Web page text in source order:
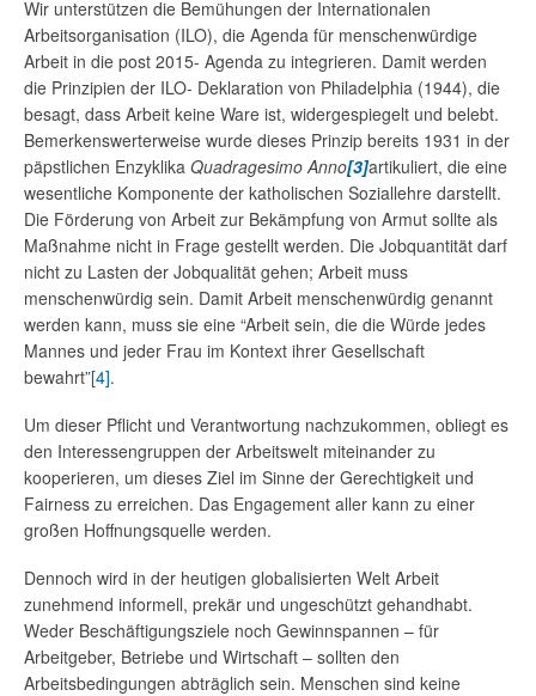
Wir unterstützen die Bemühungen der Internationalen
Arbeitsorganisation (ILO), die Agenda für menschenwürdige
Arbeit in die post 2015- Agenda zu integrieren. Damit werden
die Prinzipien der ILO- Deklaration von Philadelphia (1944), die
besagt, dass Arbeit keine Ware ist, widergespiegelt und belebt.
Bemerkenswerterweise wurde dieses Prinzip bereits 1931 in der
päpstlichen Enzyklika Quadragesimo Anno[3]artikuliert, die eine
wesentliche Komponente der katholischen Soziallehre darstellt.
Die Förderung von Arbeit zur Bekämpfung von Armut sollte als
Maßnahme nicht in Frage gestellt werden. Die Jobquantität darf
nicht zu Lasten der Jobqualität gehen; Arbeit muss
menschenwürdig sein. Damit Arbeit menschenwürdig genannt
werden kann, muss sie eine “Arbeit sein, die die Würde jedes
Mannes und jeder Frau im Kontext ihrer Gesellschaft
bewahrt”[4].
Um dieser Pflicht und Verantwortung nachzukommen, obliegt es
den Interessengruppen der Arbeitswelt miteinander zu
kooperieren, um dieses Ziel im Sinne der Gerechtigkeit und
Fairness zu erreichen. Das Engagement aller kann zu einer
großen Hoffnungsquelle werden.
Dennoch wird in der heutigen globalisierten Welt Arbeit
zunehmend informell, prekär und ungeschützt gehandhabt.
Weder Beschäftigungsziele noch Gewinnspannen – für
Arbeitgeber, Betriebe und Wirtschaft – sollten den
Arbeitsbedingungen abträglich sein. Menschen sind keine